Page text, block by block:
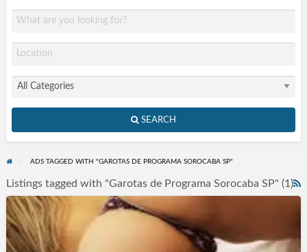
SEARCH
ADS TAGGED WITH "GAROTAS DE PROGRAMA SOROCABA SP"
Listings tagged with "Garotas de Programa Sorocaba SP" (1)
Acompanhantes
Sorocaba
SP